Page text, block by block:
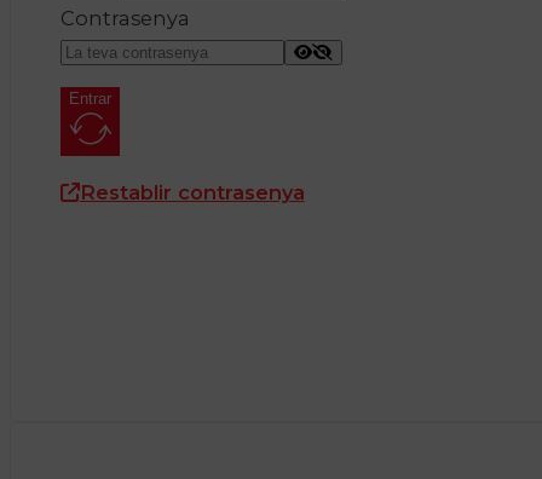
Contrasenya
Entrar
Restablir contrasenya